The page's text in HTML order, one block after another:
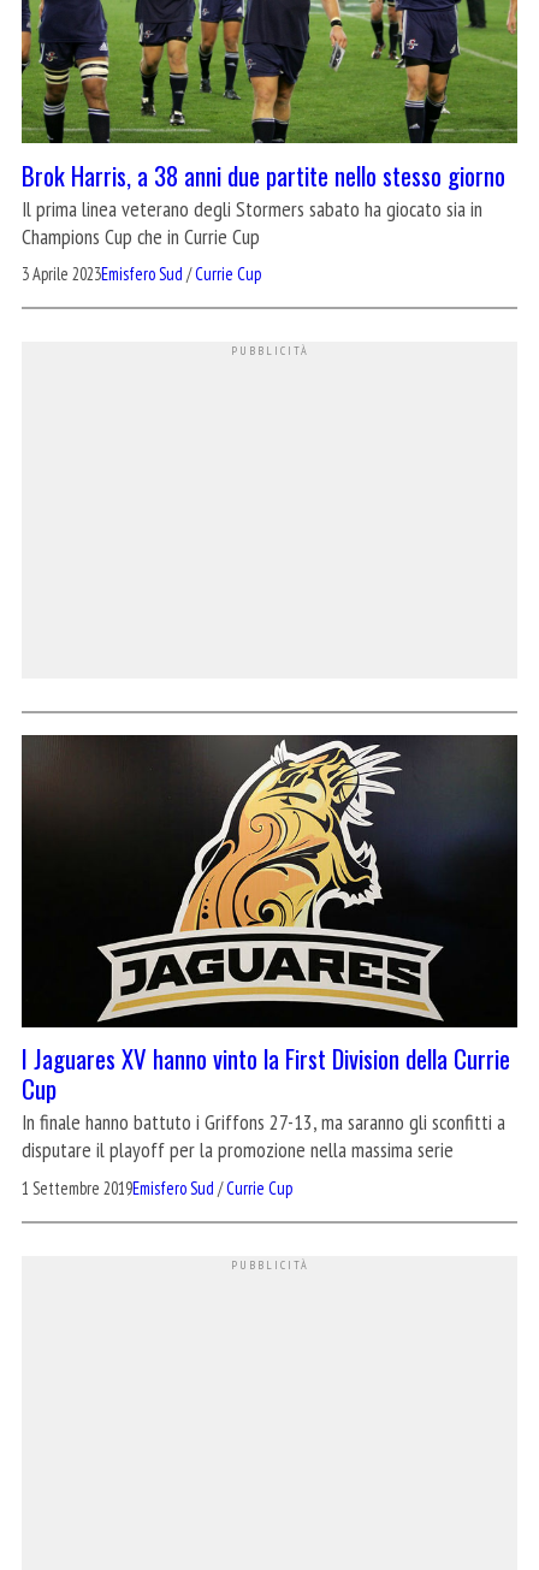
Brok Harris, a 38 anni due partite nello stesso giorno
Il prima linea veterano degli Stormers sabato ha giocato sia in
Champions Cup che in Currie Cup
3 Aprile 2023Emisfero Sud /Currie Cup
I Jaguares XV hanno vinto la First Division della Currie
Cup
In finale hanno battuto i Griffons 27-13, ma saranno gli sconfitti a
disputare il playoff per la promozione nella massima serie
1 Settembre 2019Emisfero Sud /Currie Cup